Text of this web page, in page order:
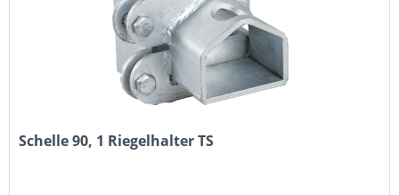
Schelle 90, 1 Riegelhalter TS